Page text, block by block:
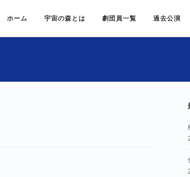
ホーム 宇宙の森とは 劇団員一覧 過去公演